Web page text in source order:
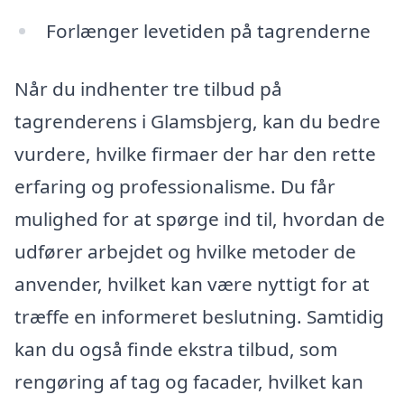
Forlænger levetiden på tagrenderne
Når du indhenter tre tilbud på
tagrenderens i Glamsbjerg, kan du bedre
vurdere, hvilke firmaer der har den rette
erfaring og professionalisme. Du får
mulighed for at spørge ind til, hvordan de
udfører arbejdet og hvilke metoder de
anvender, hvilket kan være nyttigt for at
træffe en informeret beslutning. Samtidig
kan du også finde ekstra tilbud, som
rengøring af tag og facader, hvilket kan